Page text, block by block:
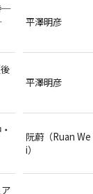
─
平澤明彦
平澤明彦
阮蔚（Ruan We
i）